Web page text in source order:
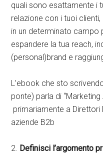
quali sono esattamente i
relazione con i tuoi
in un determinato campo
espandere la tua reach,
(personal)brand e
L’ebook che sto
ponte) parla di
primariamente a
aziende B2b
2. Definisci l’argomento